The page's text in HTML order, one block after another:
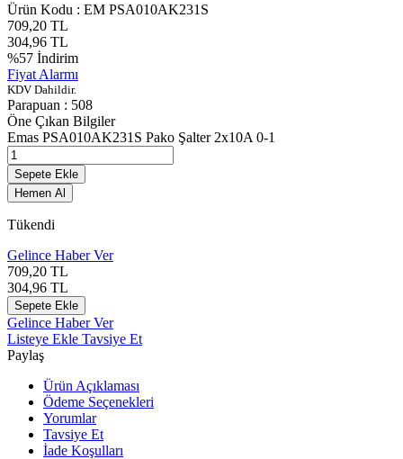
Ürün Kodu : EM PSA010AK231S
709,20 TL
304,96 TL
%57 İndirim
Fiyat Alarmı
KDV Dahildir.
Parapuan : 508
Öne Çıkan Bilgiler
Emas PSA010AK231S Pako Şalter 2x10A 0-1
Sepete Ekle
Hemen Al
Tükendi
Gelince Haber Ver
709,20 TL
304,96 TL
Sepete Ekle
Gelince Haber Ver
Listeye Ekle Tavsiye Et
Paylaş
Ürün Açıklaması
Ödeme Seçenekleri
Yorumlar
Tavsiye Et
İade Koşulları